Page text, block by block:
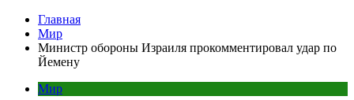
Главная
Мир
Министр обороны Израиля прокомментировал удар по
Йемену
Мир